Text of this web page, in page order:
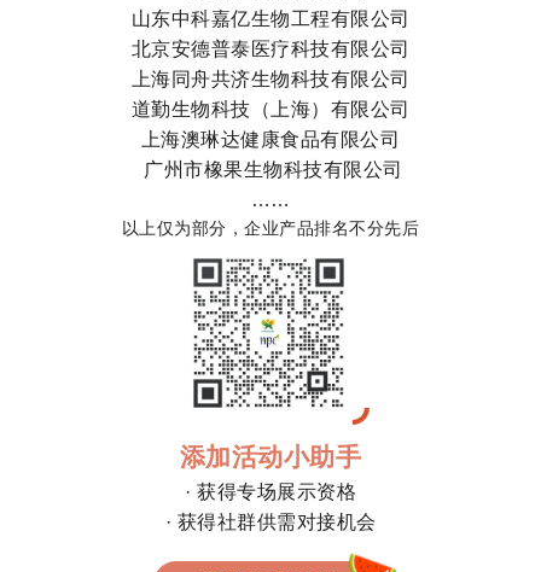
山东中科嘉亿生物工程有限公司
北京安德普泰医疗科技有限公司
上海同舟共济生物科技有限公司
道勤生物科技（上海）有限公司
上海澳琳达健康食品有限公司
广州市橡果生物科技有限公司
……
以上仅为部分，企业产品排名不分先后
添加活动小助手
· 获得专场展示资格
· 获得社群供需对接机会